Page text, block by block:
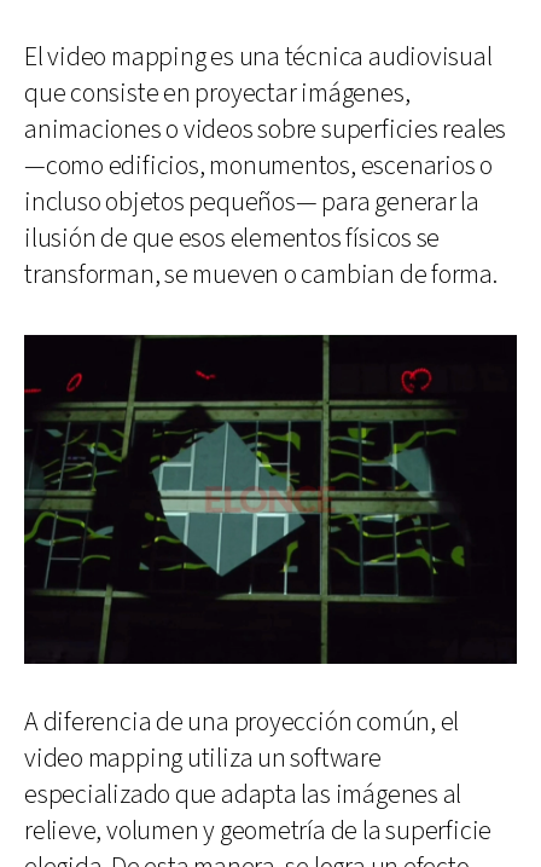
El video mapping es una técnica audiovisual
que consiste en proyectar imágenes,
animaciones o videos sobre superficies reales
—como edificios, monumentos, escenarios o
incluso objetos pequeños— para generar la
ilusión de que esos elementos físicos se
transforman, se mueven o cambian de forma.
A diferencia de una proyección común, el
video mapping utiliza un software
especializado que adapta las imágenes al
relieve, volumen y geometría de la superficie